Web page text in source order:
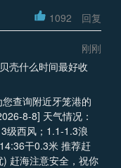
1092 回复
刚刚
壳什么时间最好收
您查询附近牙笼港的
8-8] 天气情况：
级西风；1.1-1.3浪
干0.3米 推荐赶
赶海注意安全，祝你